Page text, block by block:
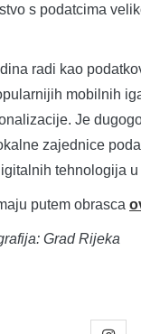
s podatcima
radi kao
mobilnih
Je
zajednice
tehnologija
putem obrasca
Grad Rijeka